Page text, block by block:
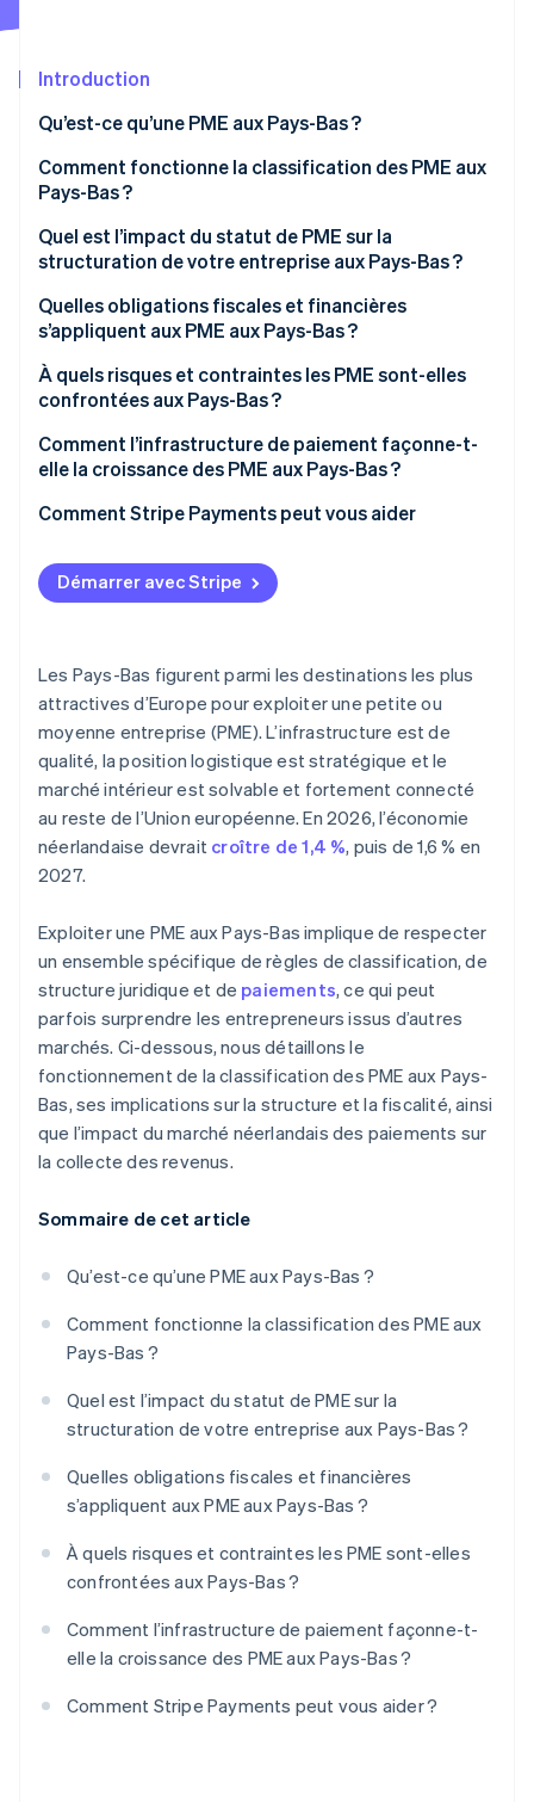
Prévention de la fraude
Constitution de start-up
Climate
Élimination du carbone
Identity
Vérification de l'identité
Stripe Sessions 2026
Découvrez comment Stripe construit l’infrastructure
Regarder la vidéo
Stripe App Marketplace
Introduction
Qu’est-ce qu’une PME aux Pays-Bas ?
Comment fonctionne la classification des PME aux
Pays-Bas ?
Quel est l’impact du statut de PME sur la
structuration de votre entreprise aux Pays-Bas ?
Quelles obligations fiscales et financières
s’appliquent aux PME aux Pays-Bas ?
Impôt sur le revenu et impôt sur les sociétés
TVA néerlandaise (BTW)
Charges sociales
À quels risques et contraintes les PME sont-elles
confrontées aux Pays-Bas ?
Tensions sur le marché du travail
Risque de requalification des ZZP
Accès au financement et pression sur le flux de
trésorerie
Comment l’infrastructure de paiement façonne-t-
elle la croissance des PME aux Pays-Bas ?
Comment Stripe Payments peut vous aider
Démarrer avec Stripe
Les Pays-Bas figurent parmi les destinations les plus
attractives d’Europe pour exploiter une petite ou
moyenne entreprise (PME). L’infrastructure est de
qualité, la position logistique est stratégique et le
marché intérieur est solvable et fortement connecté
au reste de l’Union européenne. En 2026, l’économie
néerlandaise devrait croître de 1,4 %, puis de 1,6 % en
2027.
Exploiter une PME aux Pays-Bas implique de respecter
un ensemble spécifique de règles de classification, de
structure juridique et de paiements, ce qui peut
parfois surprendre les entrepreneurs issus d’autres
marchés. Ci-dessous, nous détaillons le
fonctionnement de la classification des PME aux Pays-
Bas, ses implications sur la structure et la fiscalité, ainsi
que l’impact du marché néerlandais des paiements sur
la collecte des revenus.
Sommaire de cet article
Qu’est-ce qu’une PME aux Pays-Bas ?
Comment fonctionne la classification des PME aux
Pays-Bas ?
Quel est l’impact du statut de PME sur la
structuration de votre entreprise aux Pays-Bas ?
Quelles obligations fiscales et financières
s’appliquent aux PME aux Pays-Bas ?
À quels risques et contraintes les PME sont-elles
confrontées aux Pays-Bas ?
Comment l’infrastructure de paiement façonne-t-
elle la croissance des PME aux Pays-Bas ?
Comment Stripe Payments peut vous aider ?